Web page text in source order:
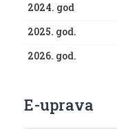
2024. god
2025. god.
2026. god.
E-uprava